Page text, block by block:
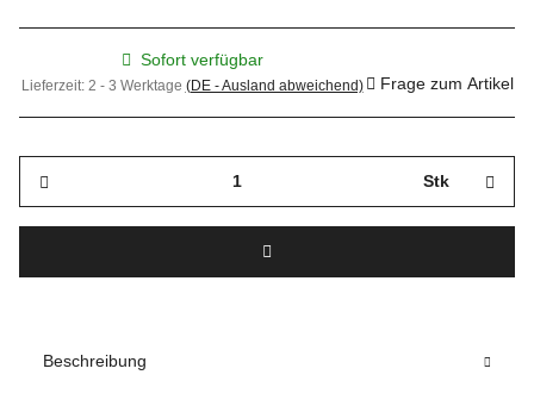
Sofort verfügbar
Lieferzeit: 2 - 3 Werktage (DE - Ausland abweichend) Frage zum Artikel
Stk
Beschreibung